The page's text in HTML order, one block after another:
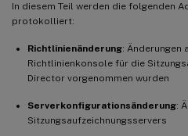
In diesem Teil werden die folgenden
protokolliert:
Richtlinienänderung: Änderungen
Richtlinienkonsole für die
Director vorgenommen wurden
Serverkonfigurationsänderung:
Sitzungsaufzeichnungsservers